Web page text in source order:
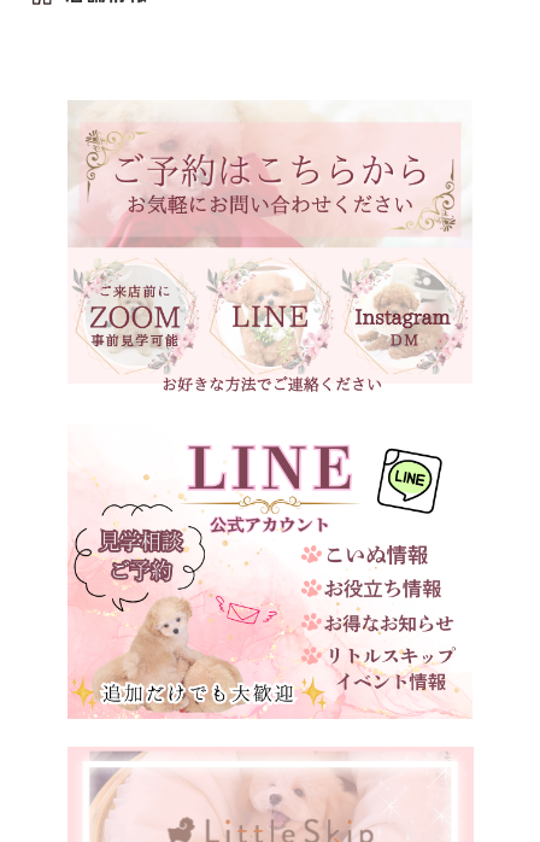
アプリコット（オレンジ・フォーン）
ホワイト
ブラック
ブラックタン
シルバーベージュ
ブラウン
ブラウンタン
ベージュ
神奈川県
石川県
福井県
岐阜県
静岡県
長野県
愛知県
三重県
大阪府
兵庫県
奈良県
和歌山県
鳥取県
島根県
岡山県
広島県
山口県
徳島県
愛媛県